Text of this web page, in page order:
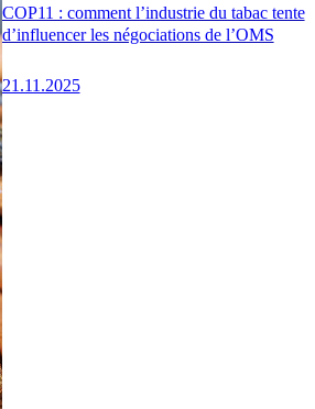
COP11 : comment l’industrie du tabac tente
d’influencer les négociations de l’OMS
21.11.2025